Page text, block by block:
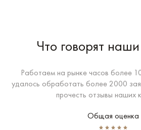
Что говорят
Работаем на рынке часов более
удалось обработать более 2000
прочесть отзывы наших
Общая оценка